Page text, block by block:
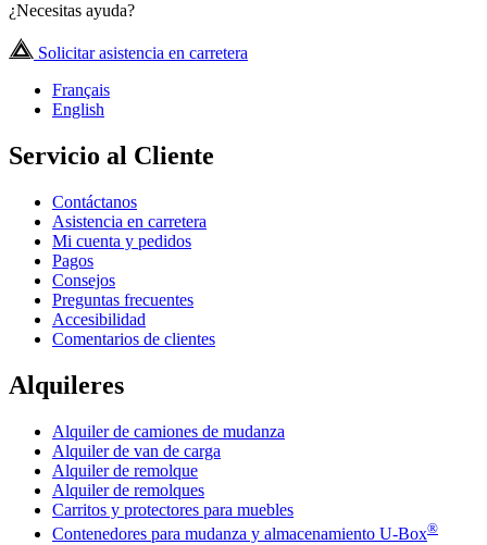
¿Necesitas ayuda?
Solicitar asistencia en carretera
Français
English
Servicio al Cliente
Contáctanos
Asistencia en carretera
Mi cuenta y pedidos
Pagos
Consejos
Preguntas frecuentes
Accesibilidad
Comentarios de clientes
Alquileres
Alquiler de camiones de mudanza
Alquiler de van de carga
Alquiler de remolque
Alquiler de remolques
Carritos y protectores para muebles
Contenedores para mudanza y almacenamiento U-Box®